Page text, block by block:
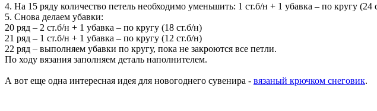
4. На 15 ряду количество петель необходимо уменьшить: 1 ст.б/н + 1 убавка – по кругу
5. Снова делаем убавки:
20 ряд – 2 ст.б/н + 1 убавка – по кругу (18 ст.б/н)
21 ряд – 1 ст.б/н + 1 убавка – по кругу (12 ст.б/н)
22 ряд – выполняем убавки по кругу, пока не закроются все петли.
По ходу вязания заполняем деталь наполнителем.
А вот еще одна интересная идея для новогоднего сувенира - вязаный крючком снеговик.